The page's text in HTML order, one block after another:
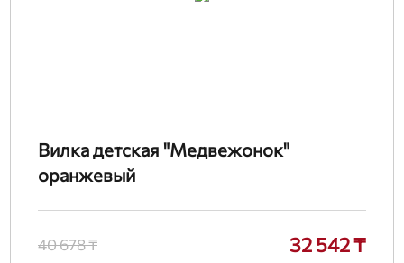
Вилка детская "Медвежонок"
оранжевый
40 678 ₸ 32 542 ₸